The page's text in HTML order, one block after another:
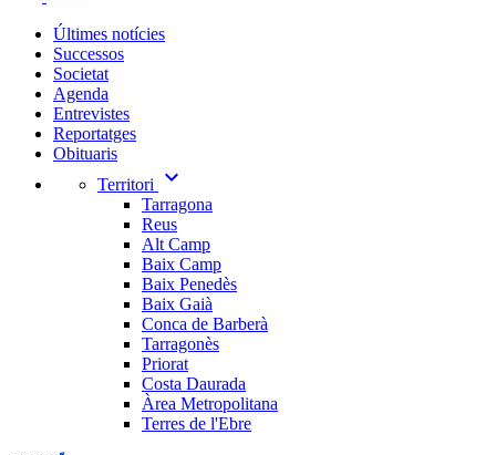
Últimes notícies
Successos
Societat
Agenda
Entrevistes
Reportatges
Obituaris
Territori
expand_more
Tarragona
Reus
Alt Camp
Baix Camp
Baix Penedès
Baix Gaià
Conca de Barberà
Tarragonès
Priorat
Costa Daurada
Àrea Metropolitana
Terres de l'Ebre